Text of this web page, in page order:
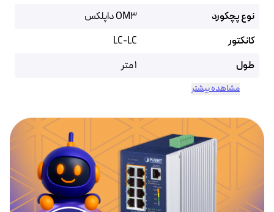
نوع پچکورد
OM3 داپلکس
کانکتور
LC-LC
طول
1 متر
مشاهده بیشتر